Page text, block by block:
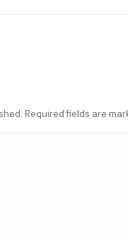
Required fields are